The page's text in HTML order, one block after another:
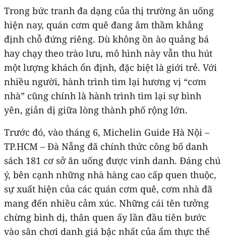
Trong bức tranh đa dạng của thị trường ăn uống
hiện nay, quán cơm quê đang âm thầm khẳng
định chỗ đứng riêng. Dù không ồn ào quảng bá
hay chạy theo trào lưu, mô hình này vẫn thu hút
một lượng khách ổn định, đặc biệt là giới trẻ. Với
nhiều người, hành trình tìm lại hương vị “cơm
nhà” cũng chính là hành trình tìm lại sự bình
yên, giản dị giữa lòng thành phố rộng lớn.
Trước đó, vào tháng 6, Michelin Guide Hà Nội –
TP.HCM – Đà Nẵng đã chính thức công bố danh
sách 181 cơ sở ăn uống được vinh danh. Đáng chú
ý, bên cạnh những nhà hàng cao cấp quen thuộc,
sự xuất hiện của các quán cơm quê, cơm nhà đã
mang đến nhiều cảm xúc. Những cái tên tưởng
chừng bình dị, thân quen ấy lần đầu tiên bước
vào sân chơi danh giá bậc nhất của ẩm thực thế